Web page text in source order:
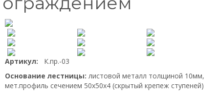
Артикул: К.пр.-03
Основание лестницы: листовой металл толщиной 10мм,
мет.профиль сечением 50х50х4 (скрытый крепеж ступеней)